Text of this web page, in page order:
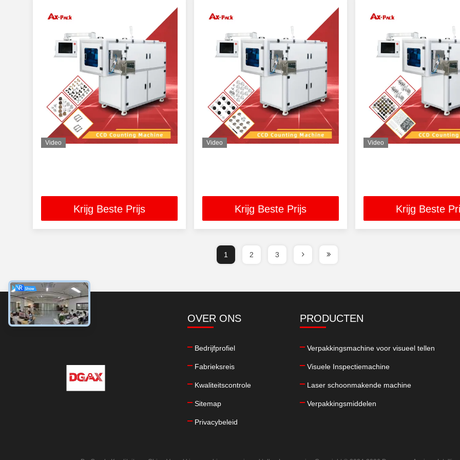
Video
Krijg Beste Prijs
Video
Krijg Beste Prijs
Video
Krijg Beste
1 2 3
OVER ONS
Bedrijfprofiel
Fabrieksreis
Kwaliteitscontrole
Sitemap
Privacybeleid
PRODUCTEN
Verpakkingsmachine voor visueel tellen
Visuele Inspectiemachine
Laser schoonmakende machine
Verpakkingsmiddelen